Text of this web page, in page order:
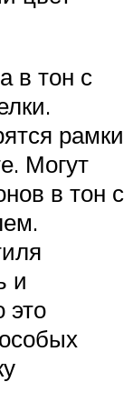
в тон с
рамки
Могут
в тон с
и
это